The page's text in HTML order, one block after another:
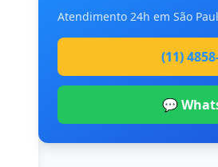
Atendimento 24h em São
(11)
💬